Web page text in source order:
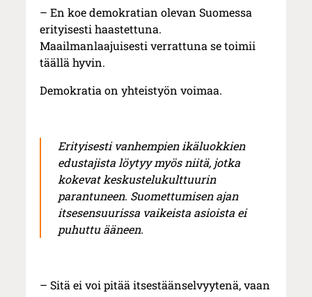
– En koe demokratian olevan Suomessa
erityisesti haastettuna.
Maailmanlaajuisesti verrattuna se toimii
täällä hyvin.
Demokratia on yhteistyön voimaa.
Erityisesti vanhempien ikäluokkien
edustajista löytyy myös niitä, jotka
kokevat keskustelukulttuurin
parantuneen. Suomettumisen ajan
itsesensuurissa vaikeista asioista ei
puhuttu ääneen.
– Sitä ei voi pitää itsestäänselvyytenä, vaan